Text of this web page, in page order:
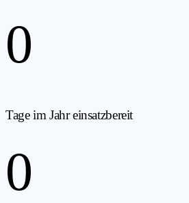
0
Tage im Jahr einsatzbereit
0